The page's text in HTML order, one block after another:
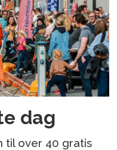
dag
til over 40 gratis